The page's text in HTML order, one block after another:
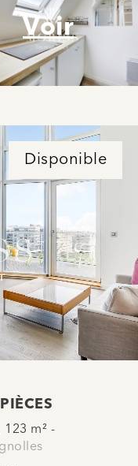
Voir
Disponible
m² -